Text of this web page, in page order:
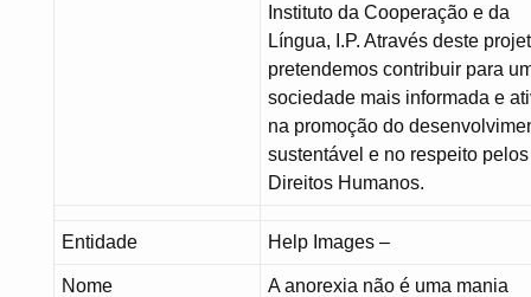
Instituto da Cooperação e da
Língua, I.P. Através deste
pretendemos contribuir para
sociedade mais informada e
na promoção do
sustentável e no respeito pelos
Direitos Humanos.
Entidade Help Images –
Nome A anorexia não é uma mania